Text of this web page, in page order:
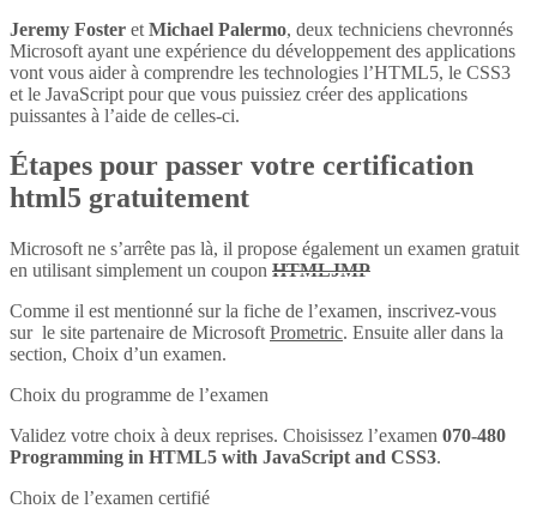
Jeremy Foster et Michael Palermo, deux techniciens chevronnés
Microsoft ayant une expérience du développement des applications
vont vous aider à comprendre les technologies l’HTML5, le CSS3
et le JavaScript pour que vous puissiez créer des applications
puissantes à l’aide de celles-ci.
Étapes pour passer votre certification
html5 gratuitement
Microsoft ne s’arrête pas là, il propose également un examen gratuit
en utilisant simplement un coupon HTMLJMP
Comme il est mentionné sur la fiche de l’examen, inscrivez-vous
sur le site partenaire de Microsoft Prometric. Ensuite aller dans la
section, Choix d’un examen.
Choix du programme de l’examen
Validez votre choix à deux reprises. Choisissez l’examen 070-480
Programming in HTML5 with JavaScript and CSS3.
Choix de l’examen certifié